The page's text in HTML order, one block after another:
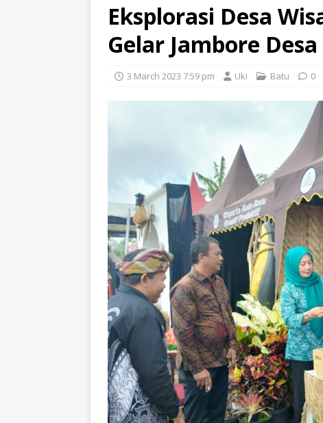
Eksplorasi Desa
Gelar Jambore
3 March 2023 7:59 pm Uki Batu 0